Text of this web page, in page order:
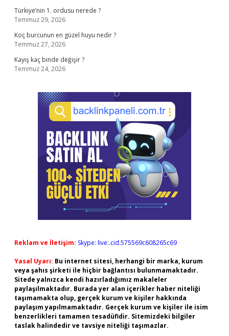
Türkiye’nin 1. ordusu nerede ?
Temmuz 29, 2026
Koç burcunun en güzel huyu nedir ?
Temmuz 27, 2026
Kayış kaç binde değişir ?
Temmuz 24, 2026
Reklam ve İletişim: Skype: live:.cid.575569c608265c69
Yasal Uyarı: Bu internet sitesi, herhangi bir marka, kurum
veya şahıs şirketi ile hiçbir bağlantısı bulunmamaktadır.
Sitede yalnızca kendi hazırladığımız makaleler
paylaşılmaktadır. Burada yer alan içerikler haber niteliği
taşımamakta olup, gerçek kurum ve kişiler hakkında
paylaşım yapılmamaktadır. Gerçek kurum ve kişiler ile isim
benzerlikleri tamamen tesadüfidir. Sitemizdeki bilgiler
taslak halindedir ve tavsiye niteliği taşımazlar.